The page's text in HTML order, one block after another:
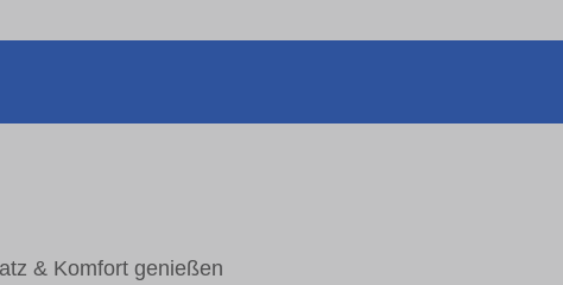
& Komfort genießen